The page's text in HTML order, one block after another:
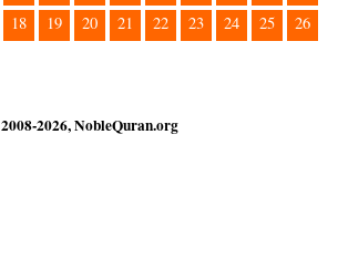
18 19 20 21 22 23 24 25
26
2008-2026, NobleQuran.org